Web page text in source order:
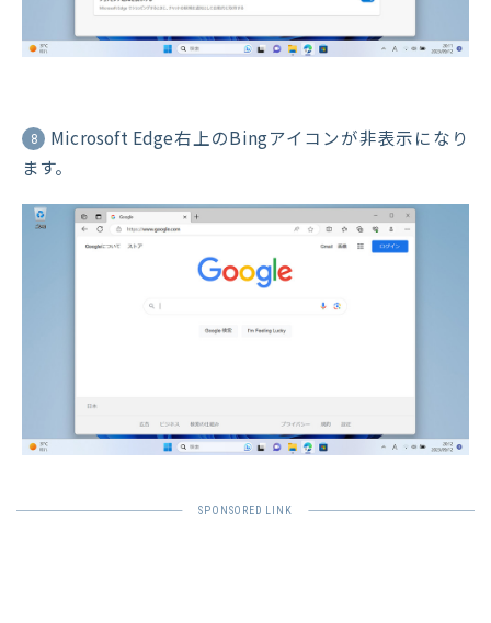
8
Microsoft Edge右上のBingアイコンが非表示になり
ます。